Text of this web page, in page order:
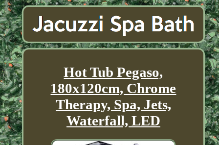
Hot Tub Pegaso,
180x120cm, Chrome
Therapy, Spa, Jets,
Waterfall, LED